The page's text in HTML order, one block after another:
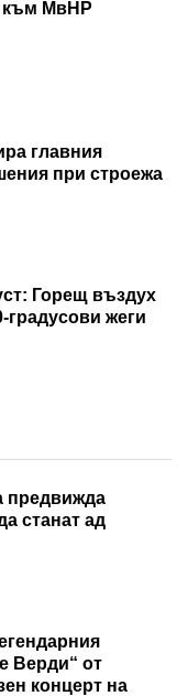
към МвНР
главния
при строежа
Горещ въздух
жеги
предвижда
станат ад
Верди“ от
концерт на